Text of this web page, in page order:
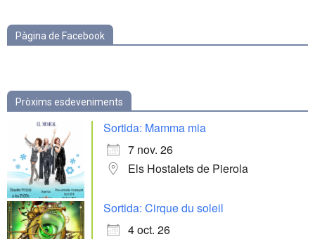
Pàgina de Facebook
Pròxims esdeveniments
Sortida: Mamma mia
7 nov. 26
Els Hostalets de Pierola
Sortida: Cirque du soleil
4 oct. 26